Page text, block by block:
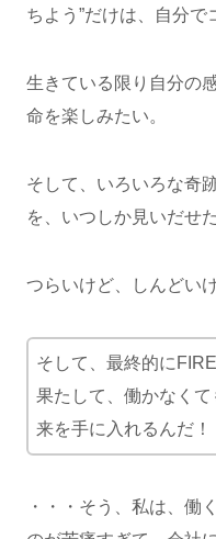
ちよう”だけは、自分で
生きている限り自分の
命を楽しみたい。
そして、いろいろな奇
を、いつしか見いだせ
つらいけど、しんどい
そして、最終的に
果たして、働かなく
来を手に入れるんだ！
・・・そう、私は、働